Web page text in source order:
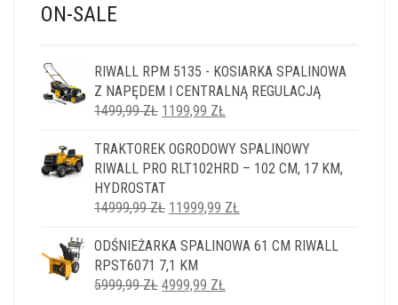
ON-SALE
RIWALL RPM 5135 - KOSIARKA SPALINOWA
Z NAPĘDEM I CENTRALNĄ REGULACJĄ
1499,99ZŁ PIERWOTNA
WYNOSIŁA:
1499,99 ZŁ.
1199,99 ZŁ
WYNOSI:
1199,99 ZŁ.
TRAKTOREK OGRODOWY SPALINOWY
RIWALL PRO RLT102HRD – 102 CM, 17 KM,
HYDROSTAT
14999,99ZŁ PIERWOTNA
WYNOSIŁA:
14999,99 ZŁ.
11999,99 ZŁ
WYNOSI:
ODŚNIEŻARKA SPALINOWA 61 CM RIWALL
RPST6071 7,1 KM
5999,99ZŁ PIERWOTNA
4999,99 ZŁ